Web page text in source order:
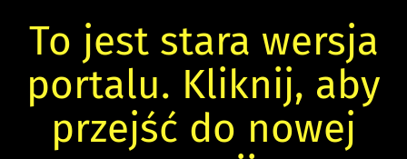
To jest stara wersja
portalu. Kliknij, aby
przejść do nowej